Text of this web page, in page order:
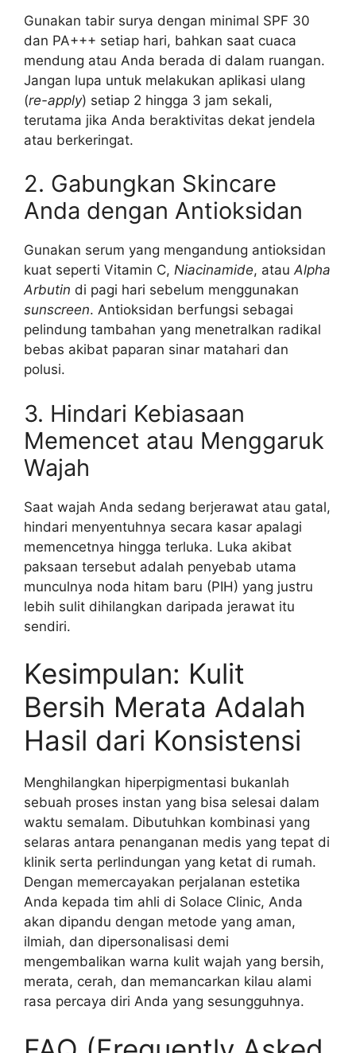
Gunakan tabir surya dengan minimal SPF 30
dan PA+++ setiap hari, bahkan saat cuaca
mendung atau Anda berada di dalam ruangan.
Jangan lupa untuk melakukan aplikasi ulang
(re-apply) setiap 2 hingga 3 jam sekali,
terutama jika Anda beraktivitas dekat jendela
atau berkeringat.
2. Gabungkan Skincare
Anda dengan Antioksidan
Gunakan serum yang mengandung antioksidan
kuat seperti Vitamin C, Niacinamide, atauAlpha
Arbutin di pagi hari sebelum menggunakan
sunscreen. Antioksidan berfungsi sebagai
pelindung tambahan yang menetralkan radikal
bebas akibat paparan sinar matahari dan
polusi.
3. Hindari Kebiasaan
Memencet atau Menggaruk
Wajah
Saat wajah Anda sedang berjerawat atau gatal,
hindari menyentuhnya secara kasar apalagi
memencetnya hingga terluka. Luka akibat
paksaan tersebut adalah penyebab utama
munculnya noda hitam baru (PIH) yang justru
lebih sulit dihilangkan daripada jerawat itu
sendiri.
Kesimpulan: Kulit
Bersih Merata Adalah
Hasil dari Konsistensi
Menghilangkan hiperpigmentasi bukanlah
sebuah proses instan yang bisa selesai dalam
waktu semalam. Dibutuhkan kombinasi yang
selaras antara penanganan medis yang tepat di
klinik serta perlindungan yang ketat di rumah.
Dengan memercayakan perjalanan estetika
Anda kepada tim ahli di Solace Clinic, Anda
akan dipandu dengan metode yang aman,
ilmiah, dan dipersonalisasi demi
mengembalikan warna kulit wajah yang bersih,
merata, cerah, dan memancarkan kilau alami
rasa percaya diri Anda yang sesungguhnya.